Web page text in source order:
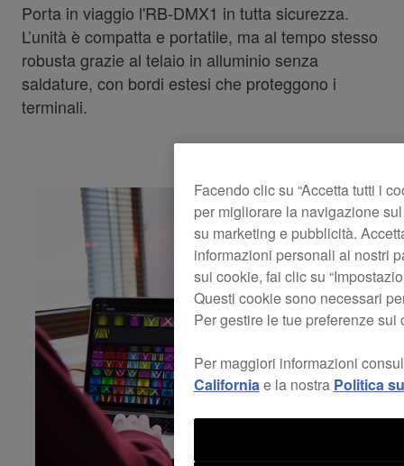
Porta in viaggio l'RB-DMX1 in tutta sicurezza.
L’unità è compatta e portatile, ma al tempo stesso
robusta grazie al telaio in alluminio senza
saldature, con bordi estesi che proteggono i
terminali.
Facendo clic su “Accetta tutti i
per migliorare la navigazione
su marketing e pubblicità.
informazioni personali ai nostri
sui cookie, fai clic su
Questi cookie sono necessari
Per gestire le tue preferenze sui
Per maggiori informazioni
Californiae la nostra Politica